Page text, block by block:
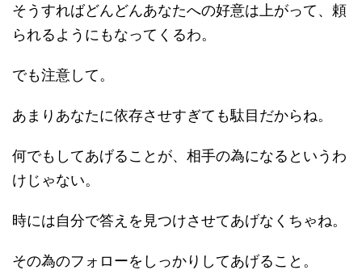
そうすればどんどんあなたへの好意は上がって、頼
られるようにもなってくるわ。
でも注意して。
あまりあなたに依存させすぎても駄目だからね。
何でもしてあげることが、相手の為になるというわ
けじゃない。
時には自分で答えを見つけさせてあげなくちゃね。
その為のフォローをしっかりしてあげること。